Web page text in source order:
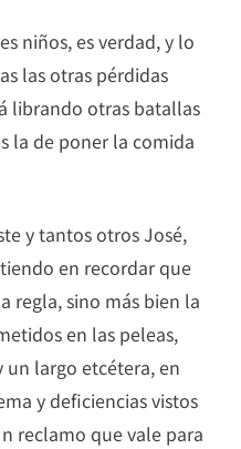
niños, es verdad, y lo
las otras pérdidas
librando otras batallas
la de poner la comida
y tantos otros José,
en recordar que
regla, sino más bien la
en las peleas,
un largo etcétera, en
y deficiencias vistos
reclamo que vale para